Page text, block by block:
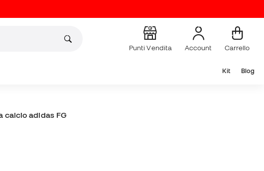
Punti Vendita Account Carrello
Kit Blog
calcio adidas FG